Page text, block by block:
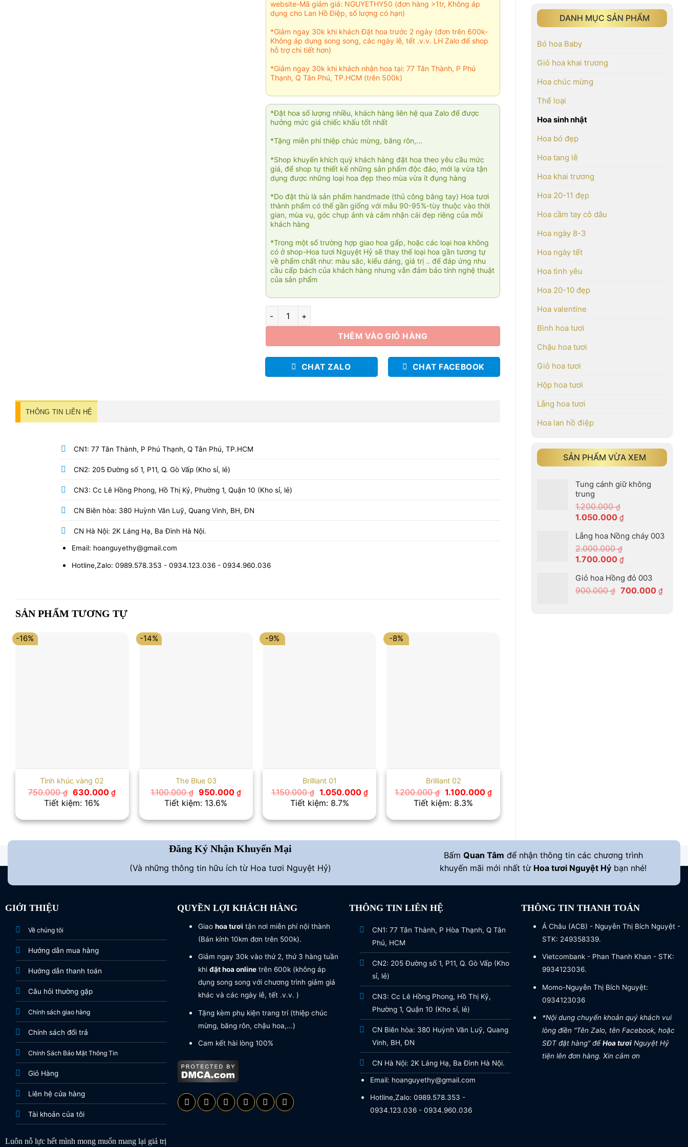
DANH MỤC SẢN PHẨM
Bó hoa Baby
Giỏ hoa khai trương
Hoa chúc mừng
Thể loại
Hoa sinh nhật
Hoa bó đẹp
Hoa tang lễ
Hoa khai trương
Hoa 20-11 đẹp
Hoa cầm tay cô dâu
Hoa ngày 8-3
Hoa ngày tết
Hoa tình yêu
Hoa 20-10 đẹp
Hoa valentine
Bình hoa tươi
Chậu hoa tươi
Giỏ hoa tươi
Hộp hoa tươi
Lẵng hoa tươi
Hoa lan hồ điệp
SẢN PHẨM VỪA XEM
Tung cánh giữ không
trung
1.200.000₫
Giá
là:
1.200.000 ₫.
1.050.000 ₫Giá
tại
1.050.000 ₫.
Lẵng hoa Nồng cháy 003
2.000.000₫
Giá
là:
2.000.000 ₫.
1.700.000 ₫Giá
tại
là:
Giỏ hoa Hồng đỏ 003
900.000₫ Giá
700.000 ₫Giá
website-Mã giảm giá: NGUYETHY50 (đơn hàng >1tr, Không áp
dụng cho Lan Hồ Điệp, số lượng có hạn)
*Giảm ngay 30k khi khách Đặt hoa trước 2 ngày (đơn trên 600k-
Không áp dụng song song, các ngày lễ, tết .v.v. LH Zalo để shop
hỗ trợ chi tiết hơn)
*Giảm ngay 30k khi khách nhận hoa tại: 77 Tân Thành, P Phú
Thạnh, Q Tân Phú, TP.HCM (trên 500k)
*Đặt hoa số lượng nhiều, khách hàng liên hệ qua Zalo để được
hưởng mức giá chiếc khấu tốt nhất
*Tặng miễn phí thiệp chúc mừng, băng rôn,...
*Shop khuyến khích quý khách hàng đặt hoa theo yêu cầu mức
giá, để shop tự thiết kế những sản phẩm độc đáo, mới lạ vừa tận
dụng được những loại hoa đẹp theo mùa vừa ít đụng hàng
*Do đặt thù là sản phẩm handmade (thủ công bằng tay) Hoa tươi
thành phẩm có thể gần giống với mẫu 90-95%-tùy thuộc vào thời
gian, mùa vụ, góc chụp ảnh và cảm nhận cái đẹp riêng của mỗi
khách hàng
*Trong một số trường hợp giao hoa gấp, hoặc các loại hoa không
có ở shop-Hoa tươi Nguyệt Hỷ sẽ thay thế loại hoa gần tương tự
về phẩm chất như: màu sắc, kiểu dáng, giá trị .. để đáp ứng nhu
cầu cấp bách của khách hàng nhưng vẫn đảm bảo tính nghệ thuật
của sản phẩm
Vũ điệu thiên thần số lượng
THÊM VÀO GIỎ HÀNG
CHAT ZALO CHAT FACEBOOK
THÔNG TIN LIÊN HỆ
CN1: 77 Tân Thành, P Phú Thạnh, Q Tân Phú, TP.HCM
CN2: 205 Đường số 1, P11, Q. Gò Vấp (Kho sỉ, lẻ)
CN3: Cc Lê Hồng Phong, Hồ Thị Kỷ, Phường 1, Quận 10 (Kho sỉ, lẻ)
CN Biên hòa: 380 Huỳnh Văn Luỹ, Quang Vinh, BH, ĐN
CN Hà Nội: 2K Láng Hạ, Ba Đình Hà Nội.
Email: hoanguyethy@gmail.com
Hotline,Zalo: 0989.578.353 - 0934.123.036 - 0934.960.036
SẢN PHẨM TƯƠNG TỰ
-16%
Tình khúc vàng 02
750.000₫ Giá
gốc
là:
630.000₫Giá
630.000 ₫.
Tiết kiệm: 16%
-14%
The Blue 03
1.100.000₫ Giá
gốc
là:
950.000₫Giá
950.000 ₫.
Tiết kiệm: 13.6%
-9%
Brilliant 01
1.150.000₫ Giá
gốc
là:
1.050.000 ₫Giá
hiện
là:
1.050.000 ₫.
Tiết kiệm: 8.7%
-8%
Brilliant 02
1.200.000₫ Giá
gốc
là:
1.100.000₫Giá
là:
1.100.000 ₫.
Tiết kiệm: 8.3%
Đăng Ký Nhận Khuyến Mại
(Và những thông tin hữu ích từ Hoa tươi Nguyệt Hỷ)
Bấm Quan Tâm để nhận thông tin các chương trình
khuyến mãi mới nhất từ Hoa tươi Nguyệt Hỷ bạn nhé!
GIỚI THIỆU
Về chúng tôi
Hướng dẫn mua hàng
Hướng dẫn thanh toán
Câu hỏi thường gặp
Chính sách giao hàng
Chính sách đổi trả
Chính Sách Bảo Mật Thông Tin
Giỏ Hàng
Liên hệ cửa hàng
Tài khoản của tôi
Luôn nỗ lực hết mình mong muốn mang lại giá trị
QUYỀN LỢI KHÁCH HÀNG
Giao hoa tươi tận nơi miễn phí nội thành
(Bán kính 10km đơn trên 500k).
Giảm ngay 30k vào thứ 2, thứ 3 hàng tuần
khi đặt hoa onlinetrên 600k (không áp
dụng song song với chương trình giảm giá
khác và các ngày lễ, tết .v.v. )
Tặng kèm phụ kiện trang trí (thiệp chúc
mừng, băng rôn, chậu hoa,...)
Cam kết hài lòng 100%
THÔNG TIN LIÊN HỆ
CN1: 77 Tân Thành, P Hòa Thạnh, Q Tân
Phú, HCM
CN2: 205 Đường số 1, P11, Q. Gò Vấp (Kho
sỉ, lẻ)
CN3: Cc Lê Hồng Phong, Hồ Thị Kỷ,
Phường 1, Quận 10 (Kho sỉ, lẻ)
CN Biên hòa: 380 Huỳnh Văn Luỹ, Quang
Vinh, BH, ĐN
CN Hà Nội: 2K Láng Hạ, Ba Đình Hà Nội.
Email: hoanguyethy@gmail.com
Hotline,Zalo: 0989.578.353 -
0934.123.036 - 0934.960.036
THÔNG TIN THANH TOÁN
Á Châu (ACB) - Nguyễn Thị Bích Nguyệt -
STK: 249358339.
Vietcombank - Phan Thanh Khan - STK:
9934123036.
Momo-Nguyễn Thị Bích Nguyệt:
0934123036
*Nội dung chuyển khoản quý khách vui
lòng điền "Tên Zalo, tên Facebook, hoặc
SĐT đặt hàng" đểHoa tươiNguyệt Hỷ
tiện lên đơn hàng. Xin cảm ơn